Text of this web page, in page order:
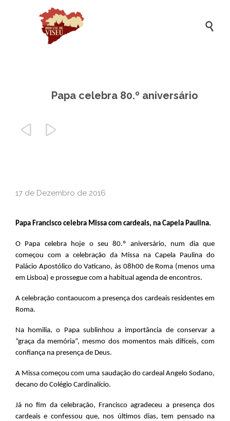

Papa celebra 80.º aniversário
 
17 de Dezembro de 2016
Papa Francisco celebra Missa com cardeais, na Capela Paulina.
O Papa celebra hoje o seu 80.º aniversário, num dia que
começou com a celebração da Missa na Capela Paulina do
Palácio Apostólico do Vaticano, às 08h00 de Roma (menos uma
em Lisboa) e prossegue com a habitual agenda de encontros.
A celebração contaoucom a presença dos cardeais residentes em
Roma.
Na homilia, o Papa sublinhou a importância de conservar a
“graça da memória”, mesmo dos momentos mais difíceis, com
confiança na presença de Deus.
A Missa começou com uma saudação do cardeal Angelo Sodano,
decano do Colégio Cardinalício.
Já no fim da celebração, Francisco agradeceu a presença dos
cardeais e confessou que, nos últimos dias, tem pensado na